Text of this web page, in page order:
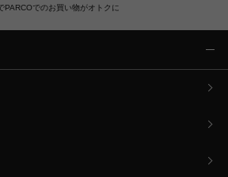
PARCOでのお買い物がオトクに